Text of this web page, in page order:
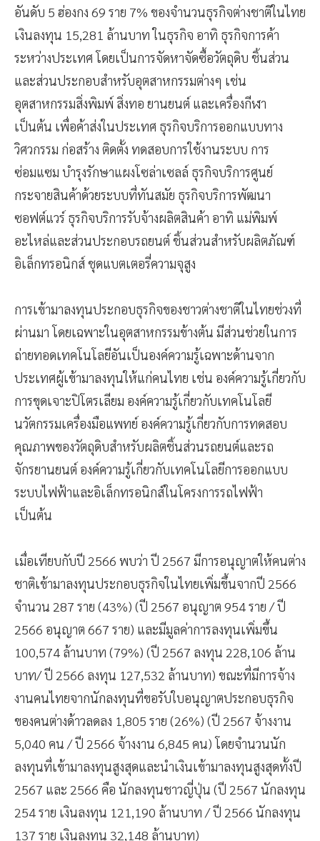
อันดับ 5 ฮ่องกง 69 ราย 7% ของจำนวนธุรกิจต่างชาติในไทย
เงินลงทุน 15,281 ล้านบาท ในธุรกิจ อาทิ ธุรกิจการค้า
ระหว่างประเทศ โดยเป็นการจัดหาจัดซื้อวัตถุดิบ ชิ้นส่วน
และส่วนประกอบสำหรับอุตสาหกรรมต่างๆ เช่น
อุตสาหกรรมสิ่งพิมพ์ สิ่งทอ ยานยนต์ และเครื่องกีฬา
เป็นต้น เพื่อค้าส่งในประเทศ ธุรกิจบริการออกแบบทาง
วิศวกรรม ก่อสร้าง ติดตั้ง ทดสอบการใช้งานระบบ การ
ซ่อมแซม บำรุงรักษาแผงโซล่าเซลล์ ธุรกิจบริการศูนย์
กระจายสินค้าด้วยระบบที่ทันสมัย ธุรกิจบริการพัฒนา
ซอฟต์แวร์ ธุรกิจบริการรับจ้างผลิตสินค้า อาทิ แม่พิมพ์
อะไหล่และส่วนประกอบรถยนต์ ชิ้นส่วนสำหรับผลิตภัณฑ์
อิเล็กทรอนิกส์ ชุดแบตเตอรี่ความจุสูง
การเข้ามาลงทุนประกอบธุรกิจของชาวต่างชาติในไทยช่วงที่
ผ่านมา โดยเฉพาะในอุตสาหกรรมข้างต้น มีส่วนช่วยในการ
ถ่ายทอดเทคโนโลยีอันเป็นองค์ความรู้เฉพาะด้านจาก
ประเทศผู้เข้ามาลงทุนให้แก่คนไทย เช่น องค์ความรู้เกี่ยวกับ
การขุดเจาะปิโตรเลียม องค์ความรู้เกี่ยวกับเทคโนโลยี
นวัตกรรมเครื่องมือแพทย์ องค์ความรู้เกี่ยวกับการทดสอบ
คุณภาพของวัตถุดิบสำหรับผลิตชิ้นส่วนรถยนต์และรถ
จักรยานยนต์ องค์ความรู้เกี่ยวกับเทคโนโลยีการออกแบบ
ระบบไฟฟ้าและอิเล็กทรอนิกส์ในโครงการรถไฟฟ้า
เป็นต้น
เมื่อเทียบกับปี 2566 พบว่า ปี 2567 มีการอนุญาตให้คนต่าง
ชาติเข้ามาลงทุนประกอบธุรกิจในไทยเพิ่มขึ้นจากปี 2566
จำนวน 287 ราย (43%) (ปี 2567 อนุญาต 954 ราย / ปี
2566 อนุญาต 667 ราย) และมีมูลค่าการลงทุนเพิ่มขึ้น
100,574 ล้านบาท (79%) (ปี 2567 ลงทุน 228,106 ล้าน
บาท/ ปี 2566 ลงทุน 127,532 ล้านบาท) ขณะที่มีการจ้าง
งานคนไทยจากนักลงทุนที่ขอรับใบอนุญาตประกอบธุรกิจ
ของคนต่างด้าวลดลง 1,805 ราย (26%) (ปี 2567 จ้างงาน
5,040 คน / ปี 2566 จ้างงาน 6,845 คน) โดยจำนวนนัก
ลงทุนที่เข้ามาลงทุนสูงสุดและนำเงินเข้ามาลงทุนสูงสุดทั้งปี
2567 และ 2566 คือ นักลงทุนชาวญี่ปุ่น (ปี 2567 นักลงทุน
254 ราย เงินลงทุน 121,190 ล้านบาท / ปี 2566 นักลงทุน
137 ราย เงินลงทุน 32,148 ล้านบาท)